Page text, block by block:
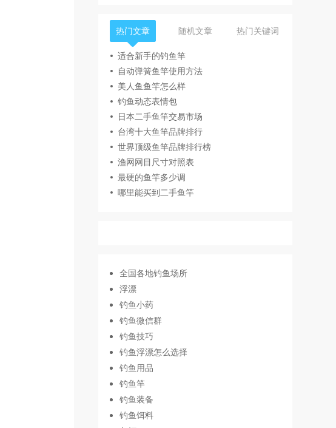
热门文章 随机文章 热门关键词
适合新手的钓鱼竿
自动弹簧鱼竿使用方法
美人鱼鱼竿怎么样
钓鱼动态表情包
日本二手鱼竿交易市场
台湾十大鱼竿品牌排行
世界顶级鱼竿品牌排行榜
渔网网目尺寸对照表
最硬的鱼竿多少调
哪里能买到二手鱼竿
全国各地钓鱼场所
浮漂
钓鱼小药
钓鱼微信群
钓鱼技巧
钓鱼浮漂怎么选择
钓鱼用品
钓鱼竿
钓鱼装备
钓鱼饵料